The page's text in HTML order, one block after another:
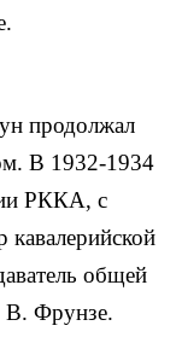
продолжал
В 1932-1934
РККА, с
общей
В. Фрунзе.